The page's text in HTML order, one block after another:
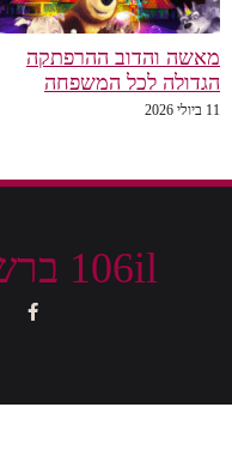
מאשה והדוב ההרפתקה
הגדולה לכל המשפחה
11 ביולי 2026
106il ברשתות חברתיות